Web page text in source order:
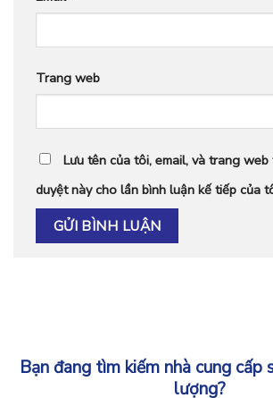
Trang web
Lưu tên của tôi, email, và trang
duyệt này cho lần bình luận kế tiếp của
Bạn đang tìm kiếm nhà cung cấp
lượng?